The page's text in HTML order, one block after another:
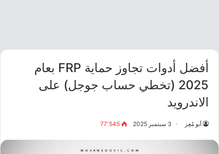
أفضل أدوات تجاوز حماية FRP بعام
2025 (تخطي حساب جوجل) على
الاندرويد
أبو مُعِز 3 سبتمبر 2025 77٬545